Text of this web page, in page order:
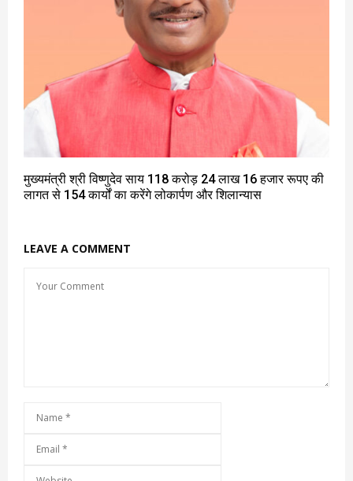
मुख्यमंत्री श्री विष्णुदेव साय 118 करोड़ 24 लाख 16 हजार रूपए की
लागत से 154 कार्यों का करेंगे लोकार्पण और शिलान्यास
LEAVE A COMMENT